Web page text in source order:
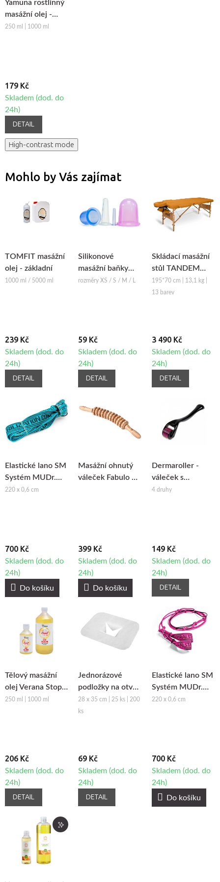
Yamuna rostlinný
masážní olej -
Pomeranč-
250 ml | 1000 ml
179 Kč
Skladem (dod. do
24h)
DETAIL
High-contrast mode
Mohlo by Vás zajímat
TOMFIT masážní
olej - základní
1000 ml / 5000 ml
239 Kč
Skladem (dod. do
24h)
DETAIL
Silikonové
masážní baňky
Fabulo Bell
rozměry XS / S / M / L
59 Kč
Skladem (dod. do
24h)
DETAIL
Skládací masážní
stůl TANDEM
Basic-2
195*70 cm | 13,1 kg |
13 barev
3 490 Kč
Skladem (dod. do
24h)
DETAIL
Elastické lano SM
Systém MUDr.
Smíšek
220 x 0,6 cm
700 Kč
Skladem (dod. do
24h)
Do košíku
Masážní ohnutý
váleček Fabulo na
399 Kč
Skladem (dod. do
24h)
Do košíku
Dermaroller -
váleček s
mikrojehlami
4 druhy
149 Kč
Skladem (dod. do
24h)
DETAIL
Tělový masážní
olej Verana Stop
Celulitidě
250 ml | 1000 ml
206 Kč
Skladem (dod. do
24h)
DETAIL
Jednorázové
podložky na otvor
obličeje z netkané
textilie Fabulo
28 x 35 cm | 25 ks | 200
ks
69 Kč
Skladem (dod. do
24h)
DETAIL
Elastické lano SM
Systém MUDr.
Smíšek - růžová
220 x 0,6 cm
700 Kč
Skladem (dod. do
24h)
Do košíku